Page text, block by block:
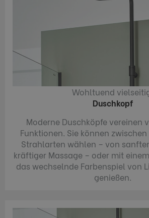
Wohltuend
Duschkopf
Moderne Duschköpfe vereinen
Funktionen. Sie können
Strahlarten wählen – von
kräftiger Massage – oder mit
das wechselnde Farbenspiel von
genießen.